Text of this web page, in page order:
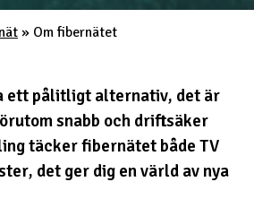
» Om fibernätet
ett pålitligt alternativ, det är
snabb och driftsäker
täcker fibernätet både TV
det ger dig en värld av nya